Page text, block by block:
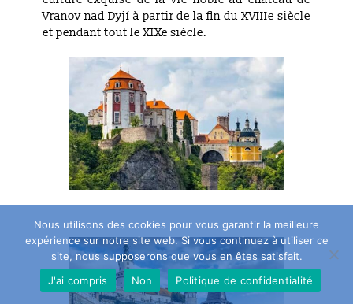
Vranov nad Dyjí à partir de la fin du XVIIIe siècle
et pendant tout le XIXe siècle.
Nous utilisons des cookies pour vous garantir la meilleure
expérience sur notre site web. Si vous continuez à utiliser ce
site, nous supposerons que vous en êtes satisfait.
J'ai compris
Non Politique de confidentialité